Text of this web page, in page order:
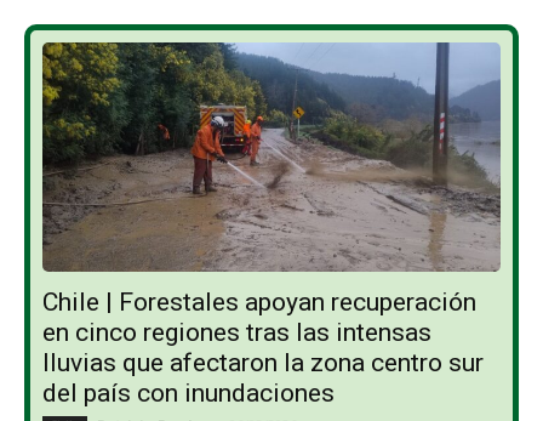
Chile | Forestales apoyan recuperación
en cinco regiones tras las intensas
lluvias que afectaron la zona centro sur
del país con inundaciones